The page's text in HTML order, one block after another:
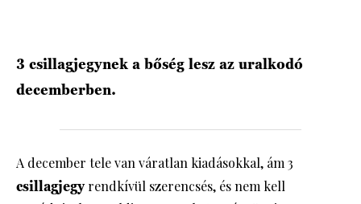
3 csillagjegynek a bőség lesz az uralkodó
decemberben.
A december tele van váratlan kiadásokkal, ám 3
csillagjegyrendkívül szerencsés, és nem kell